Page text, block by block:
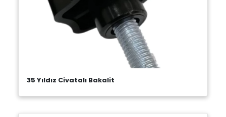
35 Yıldız Civatalı Bakalit